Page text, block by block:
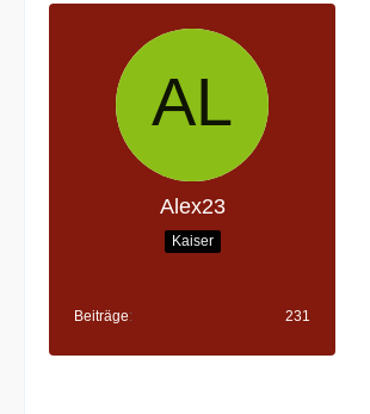
Alex23
Kaiser
Beiträge 231